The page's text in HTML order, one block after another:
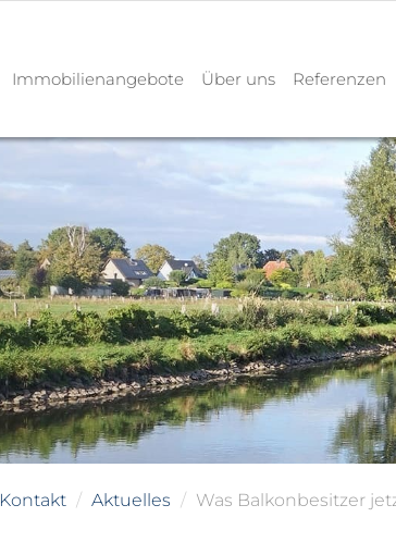
Immobilienangebote Über uns Referenzen
Kontakt Aktuelles Was Balkonbesitzer